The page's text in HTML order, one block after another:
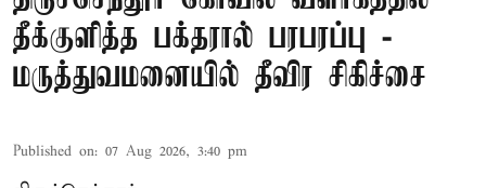
தீக்குளித்த பக்தரால் பரபரப்பு -
மருத்துவமனையில் தீவிர சிகிச்சை
Published on: 07 Aug 2026, 3:40 pm